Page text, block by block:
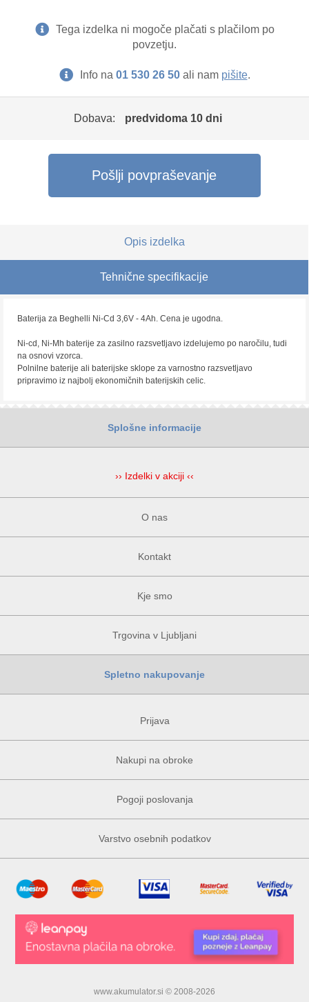
Tega izdelka ni mogoče plačati s plačilom po
povzetju.
Info na 01 530 26 50ali nam pišite.
Dobava: predvidoma 10 dni
Pošlji povpraševanje
Opis izdelka
Tehnične specifikacije
Baterija za Beghelli Ni-Cd 3,6V - 4Ah. Cena je ugodna.
Ni-cd, Ni-Mh baterije za zasilno razsvetljavo izdelujemo po naročilu, tudi
na osnovi vzorca.
Polnilne baterije ali baterijske sklope za varnostno razsvetljavo
pripravimo iz najbolj ekonomičnih baterijskih celic.
Splošne informacije
›› Izdelki v akciji ‹‹
O nas
Kontakt
Kje smo
Trgovina v Ljubljani
Spletno nakupovanje
Prijava
Nakupi na obroke
Pogoji poslovanja
Varstvo osebnih podatkov
www.akumulator.si © 2008-2026